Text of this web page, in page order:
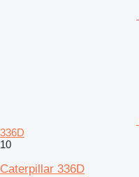
336D
10
Caterpillar 336D